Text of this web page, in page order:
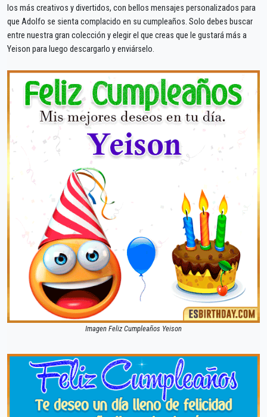
los más creativos y divertidos, con bellos mensajes personalizados para
que Adolfo se sienta complacido en su cumpleaños. Solo debes buscar
entre nuestra gran colección y elegir el que creas que le gustará más a
Yeison para luego descargarlo y enviárselo.
Imagen Feliz Cumpleaños Yeison